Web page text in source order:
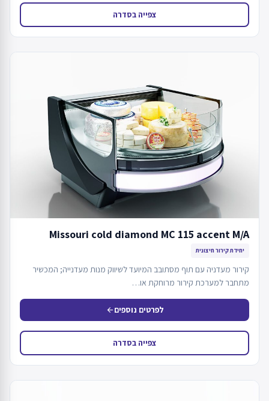
צפייה בסדרה
Missouri cold diamond MC 115 accent M/A
יחידת קירור חיצונית
קירור מעדניה עם תוף מסתובב המיועד לשיווק מנות מעדנייה; המכשיר
מתחבר למערכת קירור מרוחקת או…
לפרטים נוספיםarrow_back
צפייה בסדרה